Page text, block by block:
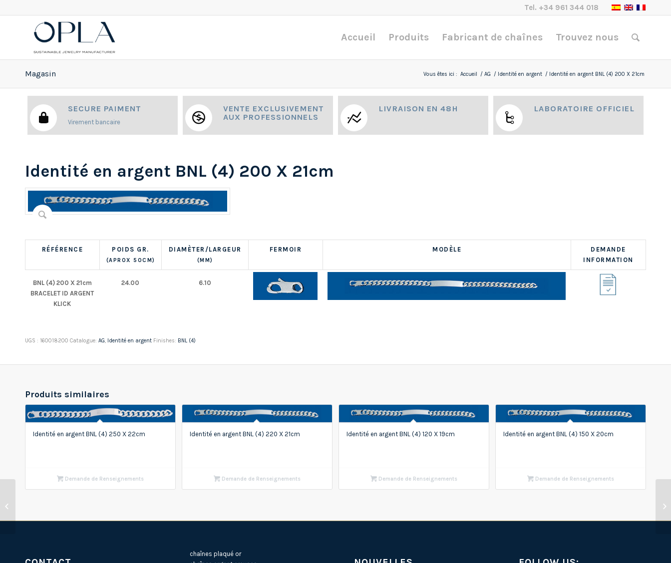
Tel. +34 961 344 018
Accueil Produits Fabricant de chaînes Trouvez nous
Magasin Vous êtes ici : Accueil / AG / Identité en argent / Identité en argent BNL (4) 200 X 21cm
SECURE PAIMENT
Virement bancaire
VENTE EXCLUSIVEMENT
AUX PROFESSIONNELS
LIVRAISON EN 48H LABORATOIRE OFFICIEL
Identité en argent BNL (4) 200 X 21cm
RÉFÉRENCE POIDS GR.
(APROX 50CM)
DIAMÈTER/LARGEUR
(MM)
FERMOIR MODÈLE
DEMANDE
INFORMATION
BNL (4) 200 X 21cm
BRACELET ID ARGENT
KLICK
24.00 6.10
UGS : 160018200 Catalogue: AG, Identité en argent Finishes: BNL (4)
Produits similaires
Identité en argent BNL (4) 250 X 22cm
Demande de Renseignements
Identité en argent BNL (4) 220 X 21cm
Demande de Renseignements
Identité en argent BNL (4) 120 X 19cm
Demande de Renseignements
Identité en argent BNL (4) 150 X 20cm
Demande de Renseignements
chaînes plaqué or